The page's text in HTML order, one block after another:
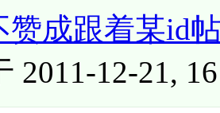
赞成跟着某id
2011-12-21,